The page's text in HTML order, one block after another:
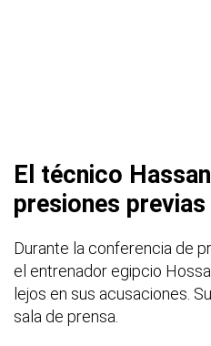
El técnico
presiones
Durante la conferencia de
el entrenador egipcio
lejos en sus acusaciones.
sala de prensa.